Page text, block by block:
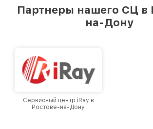
лучшим сервисным центром
городе Ростове-на-Дону,
Партнеры нашего СЦ в
на-Дону
Сервисный центр iRay в
Ростове-на-Дону